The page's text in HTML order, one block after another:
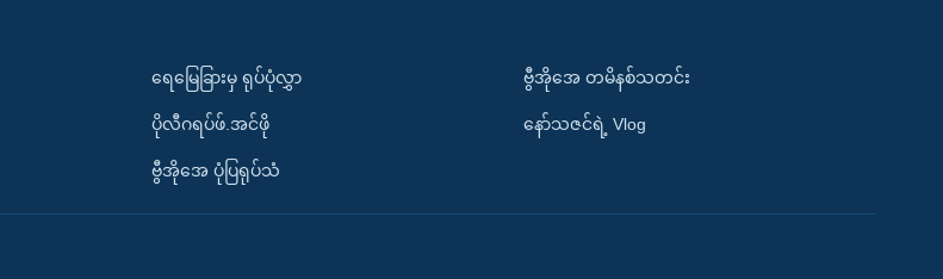
ရေမြေခြားမှ ရုပ်ပုံလွှာ
ပိုလီဂရပ်ဖ်.အင်ဖို
ဗွီအိုအေ ပုံပြရုပ်သံ
ဗွီအိုအေ တမိနစ်သတင်း
နော်သဇင်ရဲ့ Vlog